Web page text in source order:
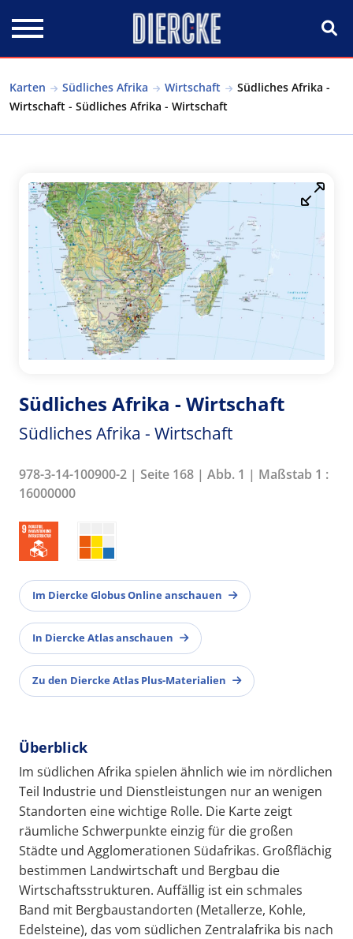
Karten Südliches Afrika Wirtschaft
Südliches Afrika -
Wirtschaft - Südliches Afrika - Wirtschaft
Südliches Afrika - Wirtschaft
Südliches Afrika - Wirtschaft
978-3-14-100900-2 | Seite 168 | Abb. 1 | Maßstab 1 :
16000000
Im Diercke Globus Online anschauen
In Diercke Atlas anschauen
Zu den Diercke Atlas Plus-Materialien
Überblick
Im südlichen Afrika spielen ähnlich wie im nördlichen
Teil Industrie und Dienstleistungen nur an wenigen
Standorten eine wichtige Rolle. Die Karte zeigt
räumliche Schwerpunkte einzig für die großen
Städte und Agglomerationen Südafrikas. Großflächig
bestimmen Landwirtschaft und Bergbau die
Wirtschaftsstrukturen. Auffällig ist ein schmales
Band mit Bergbaustandorten (Metallerze, Kohle,
Edelsteine), das vom südlichen Zentralafrika bis nach